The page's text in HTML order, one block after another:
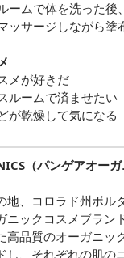
ームで体を洗った後
ッサージしながら塗
メが好きだ
ルームで済ませたい
が乾燥して気になる
（パンゲアオーガ
地、コロラド州ボル
ニックコスメブラン
高品質のオーガニッ
し、それぞれの肌の